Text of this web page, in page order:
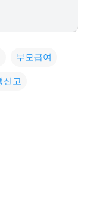
부모급여
신고